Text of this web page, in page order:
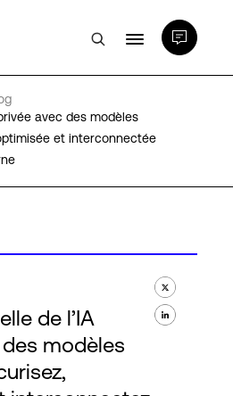
avec des modèles
et interconnectée
de l’IA
modèles